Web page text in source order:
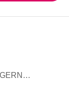
BOOTSHAUS TEGERNSEE